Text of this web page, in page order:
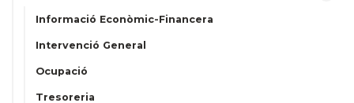
Informació Econòmic-Financera
Intervenció General
Ocupació
Tresoreria